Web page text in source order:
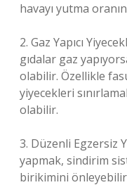
havayı yutma
2. Gaz Yapıcı
gıdalar gaz
olabilir. Özellikle
yiyecekleri
olabilir.
3. Düzenli Egzersiz
yapmak, sindirim
birikimini